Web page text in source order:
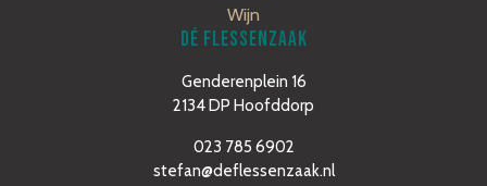
Wijn
DÉ FLESSENZAAK
Genderenplein 16
2134 DP Hoofddorp
023 785 6902
stefan@deflessenzaak.nl